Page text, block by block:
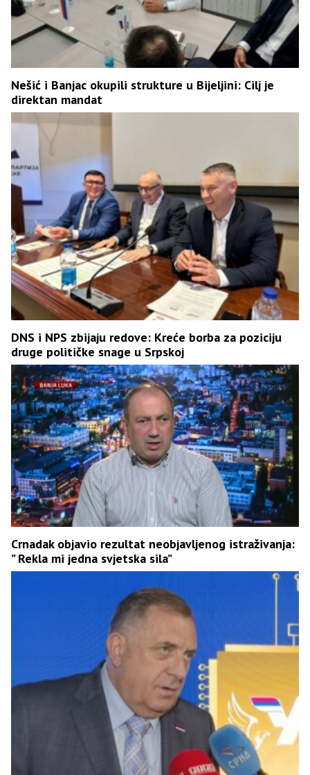
Nešić i Banjac okupili strukture u Bijeljini: Cilj je
direktan mandat
DNS i NPS zbijaju redove: Kreće borba za poziciju
druge političke snage u Srpskoj
Crnadak objavio rezultat neobjavljenog istraživanja:
” Rekla mi jedna svjetska sila”